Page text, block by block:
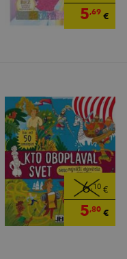
5,69€
6,10€
5,80€